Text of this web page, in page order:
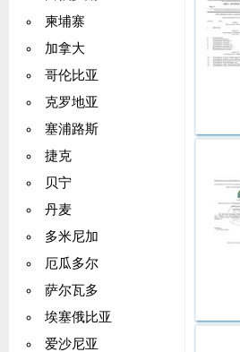
柬埔寨
加拿大
哥伦比亚
克罗地亚
塞浦路斯
捷克
贝宁
丹麦
多米尼加
厄瓜多尔
萨尔瓦多
埃塞俄比亚
爱沙尼亚